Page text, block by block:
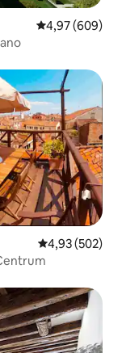
Gemiddelde
4,97 (609)
Gemiddelde
4,93 (502)